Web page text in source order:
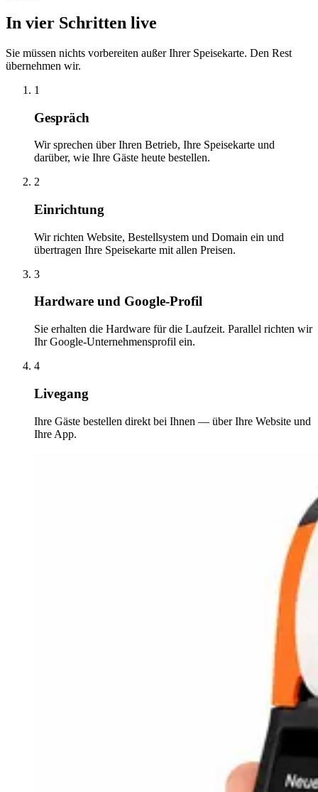
In vier Schritten live
Sie müssen nichts vorbereiten außer Ihrer Speisekarte. Den Rest
übernehmen wir.
1
Gespräch
Wir sprechen über Ihren Betrieb, Ihre Speisekarte und
darüber, wie Ihre Gäste heute bestellen.
2
Einrichtung
Wir richten Website, Bestellsystem und Domain ein und
übertragen Ihre Speisekarte mit allen Preisen.
3
Hardware und Google-Profil
Sie erhalten die Hardware für die Laufzeit. Parallel richten wir
Ihr Google-Unternehmensprofil ein.
4
Livegang
Ihre Gäste bestellen direkt bei Ihnen — über Ihre Website und
Ihre App.